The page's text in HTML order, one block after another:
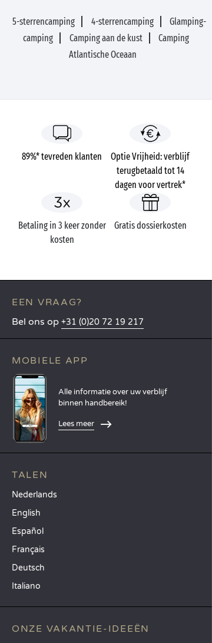
5-sterrencamping 4-sterrencamping
Glamping-
camping
Camping aan de kust
Camping
Atlantische Oceaan
89%* tevreden klanten
Optie Vrijheid: verblijf
terugbetaald tot 14
dagen voor vertrek*
Betaling in 3 keer zonder
kosten
Gratis dossierkosten
EEN VRAAG?
Bel ons op +31 (0)20 72 19 217
MOBIELE APP
Alle informatie over uw verblijf
binnen handbereik!
Lees meer
TALEN
Nederlands
English
Español
Français
Deutsch
Italiano
ONZE VAKANTIE-IDEEËN